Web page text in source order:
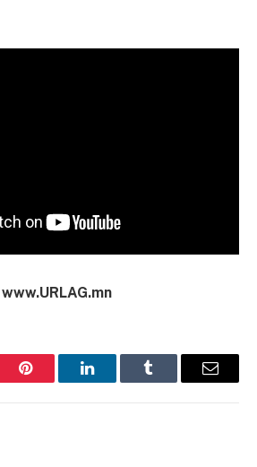
www.URLAG.mn
Pinterest LinkedInTumblr Имэйл